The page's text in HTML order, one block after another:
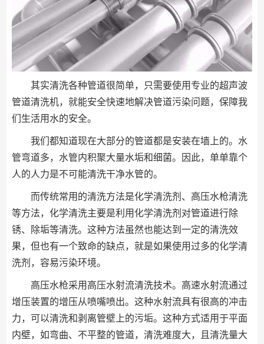
其实清洗各种管道很简单，只需要使用专业的超声波
管道清洗机，就能安全快速地解决管道污染问题，保障我
们生活用水的安全。
我们都知道现在大部分的管道都是安装在墙上的。水
管弯道多，水管内积聚大量水垢和细菌。因此，单单靠个
人的人力是不可能清洗干净水管的。
而传统常用的清洗方法是化学清洗剂、高压水枪清洗
等方法，化学清洗主要是利用化学清洗剂对管道进行除
锈、除垢等清洗。这种方法虽然也能达到一定的清洗效
果，但也有一个致命的缺点，就是如果使用过多的化学清
洗剂，容易污染环境。
高压水枪采用高压水射流清洗技术。高速水射流通过
增压装置的增压从喷嘴喷出。这种水射流具有很高的冲击
力，可以清洗和剥离管壁上的污垢。这种方式适用于平面
内壁，如弯曲、不平整的管道，清洗难度大，且清洗量大